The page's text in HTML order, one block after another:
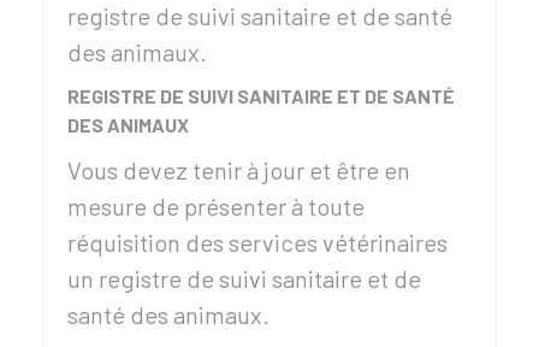
registre de suivi sanitaire et de santé
des animaux.
REGISTRE DE SUIVI SANITAIRE ET DE SANTÉ
DES ANIMAUX
Vous devez tenir à jour et être en
mesure de présenter à toute
réquisition des services vétérinaires
un registre de suivi sanitaire et de
santé des animaux.